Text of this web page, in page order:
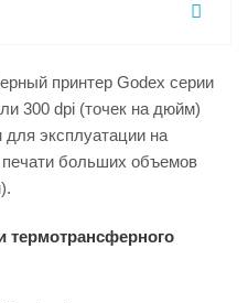
принтер Godex серии
300 dpi (точек на дюйм)
эксплуатации на
больших объемов
термотрансферного